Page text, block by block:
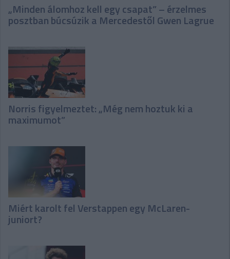
„Minden álomhoz kell egy csapat” – érzelmes
posztban búcsúzik a Mercedestől Gwen Lagrue
Norris figyelmeztet: „Még nem hoztuk ki a
maximumot”
Miért karolt fel Verstappen egy McLaren-
juniort?